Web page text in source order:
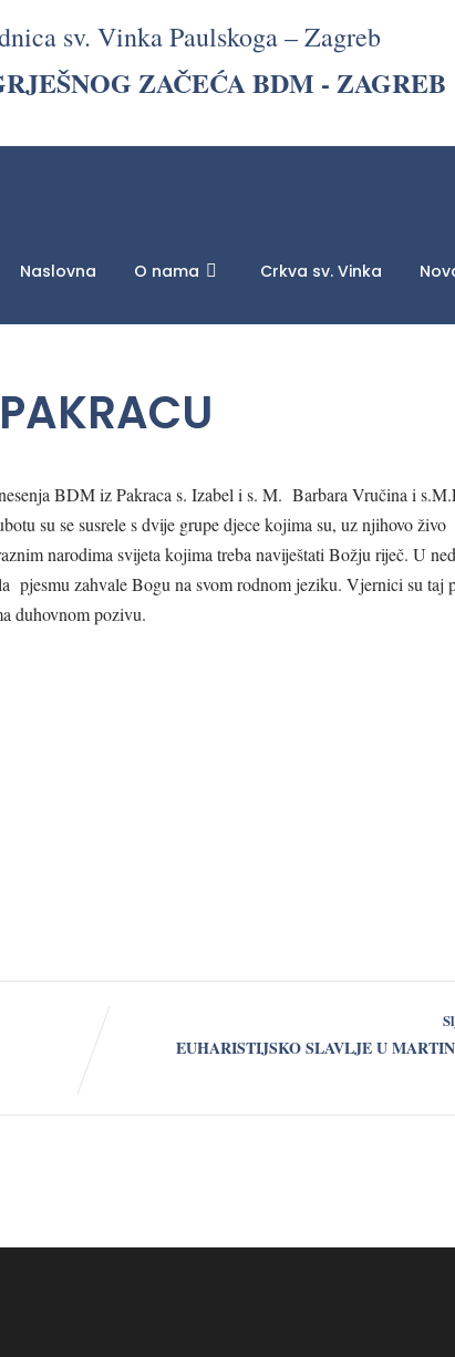
sv. Vinka Paulskoga – Zagreb
ZAČEĆA BDM - ZAGREB
Naslovna O nama Crkva sv. Vinka
BDM iz Pakraca s. Izabel i s. M. Barbara Vručina i
su se susrele s dvije grupe djece kojima su, uz njihovo živo
narodima svijeta kojima treba naviještati Božju riječ. U
pjesmu zahvale Bogu na svom rodnom jeziku. Vjernici su taj
duhovnom pozivu.
EUHARISTIJSKO SLAVLJE U
ljubavlju.
(sv. Vinko Paulski)
(bl.